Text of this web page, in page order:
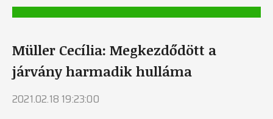
Müller Cecília: Megkezdődött a
járvány harmadik hulláma
2021.02.18 19:23:00